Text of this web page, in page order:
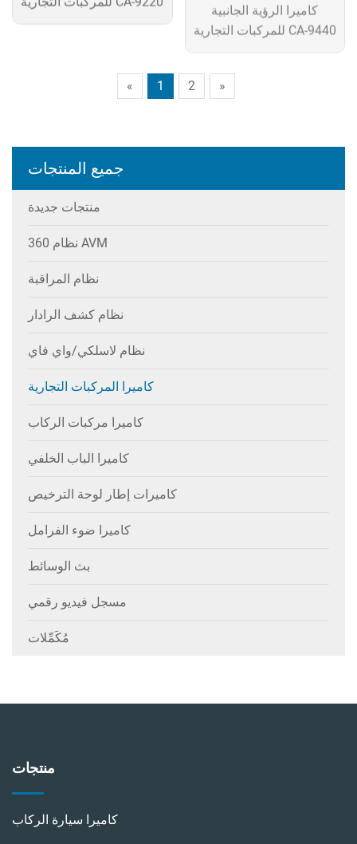
« 1 2 »
جميع المنتجات
منتجات جديدة
نظام 360 AVM
نظام المراقبة
نظام كشف الرادار
نظام لاسلكي/واي فاي
كاميرا المركبات التجارية
كاميرا مركبات الركاب
كاميرا الباب الخلفي
كاميرات إطار لوحة الترخيص
كاميرا ضوء الفرامل
بث الوسائط
مسجل فيديو رقمي
مُكَمِّلات
منتجات
كاميرا سيارة الركاب